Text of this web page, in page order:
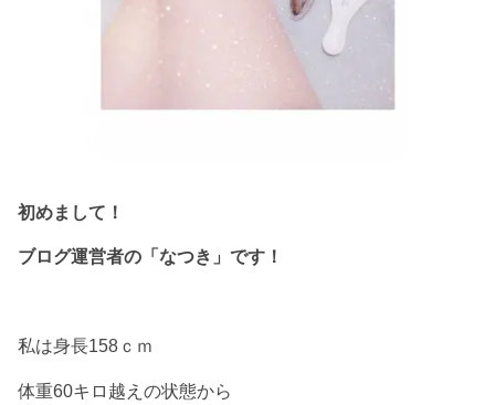
初めまして！
ブログ運営者の「なつき」です！
私は身長158ｃｍ
体重60キロ越えの状態から